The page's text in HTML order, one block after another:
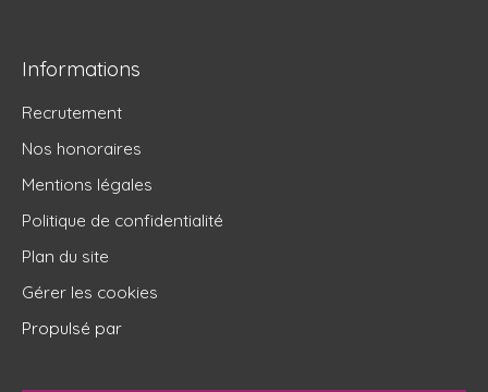
Informations
Recrutement
Nos honoraires
Mentions légales
Politique de confidentialité
Plan du site
Gérer les cookies
Propulsé par